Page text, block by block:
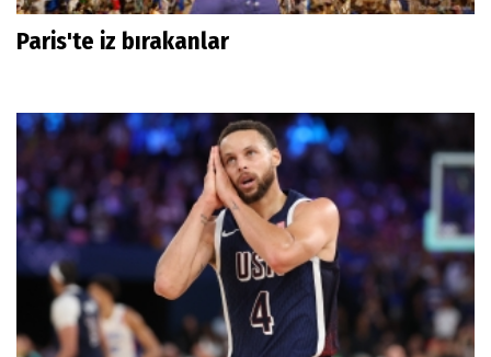
Paris'te iz bırakanlar